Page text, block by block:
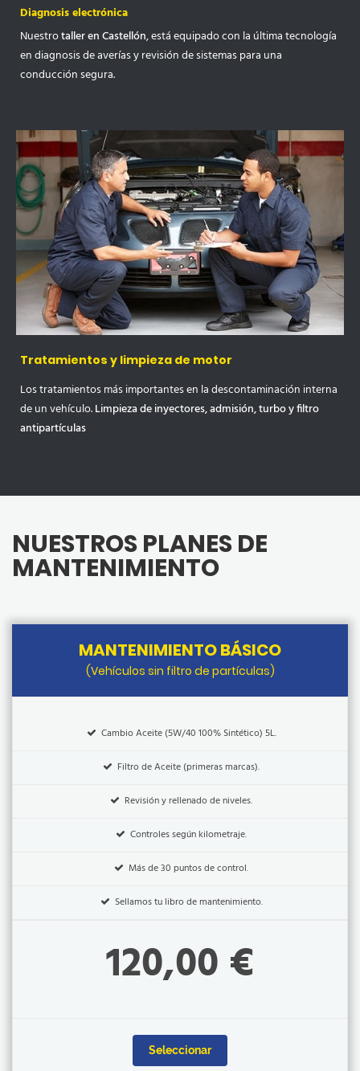
Diagnosis electrónica
Nuestrotaller en Castellón, está equipado con la última tecnología
en diagnosis de averías y revisión de sistemas para una
conducción segura.
Tratamientos y limpieza de motor
Los tratamientos más importantes en la descontaminación interna
de un vehículo.Limpieza de inyectores, admisión, turbo y filtro
antipartículas
NUESTROS PLANES DE
MANTENIMIENTO
MANTENIMIENTO BÁSICO
(Vehículos sin filtro de partículas)
Cambio Aceite (5W/40 100% Sintético) 5L.
Filtro de Aceite (primeras marcas).
Revisión y rellenado de niveles.
Controles según kilometraje.
Más de 30 puntos de control.
Sellamos tu libro de mantenimiento.
120,00 €
Seleccionar